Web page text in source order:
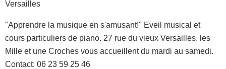
"Apprendre la musique en s'amusant!" Eveil musical et
cours particuliers de piano. 27 rue du vieux Versailles. les
Mille et une Croches vous accueillent du mardi au samedi.
Contact: 06 23 59 25 46